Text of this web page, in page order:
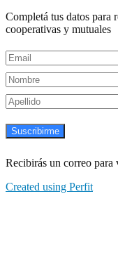
Completá tus datos para
cooperativas y mutuales
Suscribirme
Recibirás un correo
Created using Perfit